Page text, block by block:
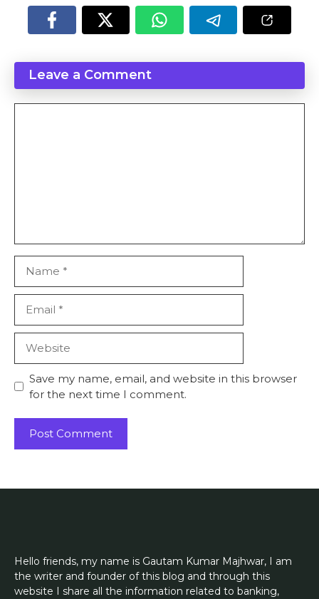
Leave a Comment
Save my name, email, and website in this browser
for the next time I comment.
Hello friends, my name is Gautam Kumar Majhwar, I am
the writer and founder of this blog and through this
website I share all the information related to banking,